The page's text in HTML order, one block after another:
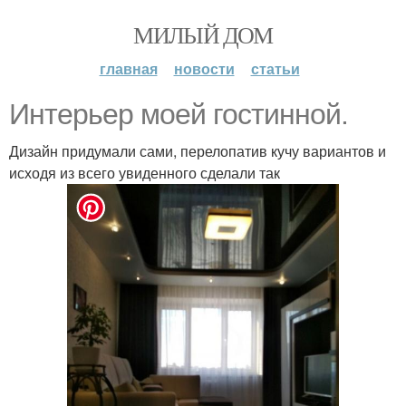
МИЛЫЙ ДОМ
главная новости статьи
Интерьер моей гостинной.
Дизайн придумали сами, перелопатив кучу вариантов и
исходя из всего увиденного сделали так